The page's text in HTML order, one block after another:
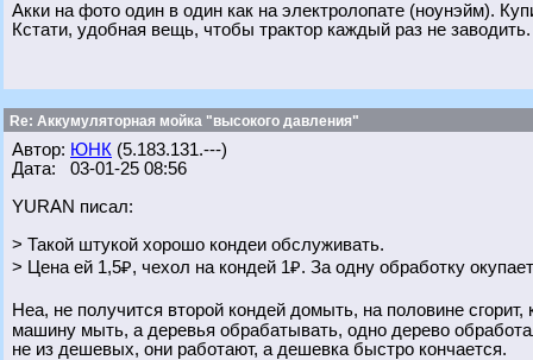
Акки на фото один в один как на электролопате (ноунэйм).
Кстати, удобная вещь, чтобы трактор каждый раз не заводить.
Re: Аккумуляторная мойка "высокого давления"
Автор: ЮНК (5.183.131.---)
Дата: 03-01-25 08:56
YURAN писал:
> Такой штукой хорошо кондеи обслуживать.
> Цена ей 1,5₽, чехол на кондей 1₽. За одну обработку
Неа, не получится второй кондей домыть, на половине
машину мыть, а деревья обрабатывать, одно дерево
не из дешевых, они работают, а дешевка быстро кончается.